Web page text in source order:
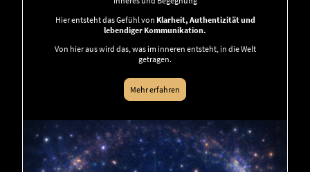
Hier entsteht das Gefühl von Klarheit, Authentizität und
lebendiger Kommunikation.
Von hier aus wird das, was im inneren entsteht, in die Welt
getragen.
Mehr erfahren